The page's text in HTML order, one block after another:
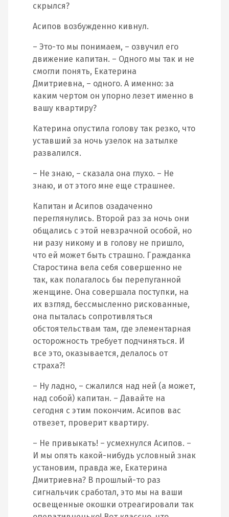
скрылся?
Асипов возбужденно кивнул.
– Это-то мы понимаем, – озвучил его
движение капитан. – Одного мы так и не
смогли понять, Екатерина
Дмитриевна, – одного. А именно: за
каким чертом он упорно лезет именно в
вашу квартиру?
Катерина опустила голову так резко, что
уставший за ночь узелок на затылке
развалился.
– Не знаю, – сказала она глухо. – Не
знаю, и от этого мне еще страшнее.
Капитан и Асипов озадаченно
переглянулись. Второй раз за ночь они
общались с этой невзрачной особой, но
ни разу никому и в голову не пришло,
что ей может быть страшно. Гражданка
Старостина вела себя совершенно не
так, как полагалось бы перепуганной
женщине. Она совершала поступки, на
их взгляд, бессмысленно рискованные,
она пыталась сопротивляться
обстоятельствам там, где элементарная
осторожность требует подчиняться. И
все это, оказывается, делалось от
страха?!
– Ну ладно, – сжалился над ней (а может,
над собой) капитан. – Давайте на
сегодня с этим покончим. Асипов вас
отвезет, проверит квартиру.
– Не привыкать! – усмехнулся Асипов. –
И мы опять какой-нибудь условный знак
установим, правда же, Екатерина
Дмитриевна? В прошлый-то раз
сигнальчик сработал, это мы на ваши
освещенные окошки отреагировали так